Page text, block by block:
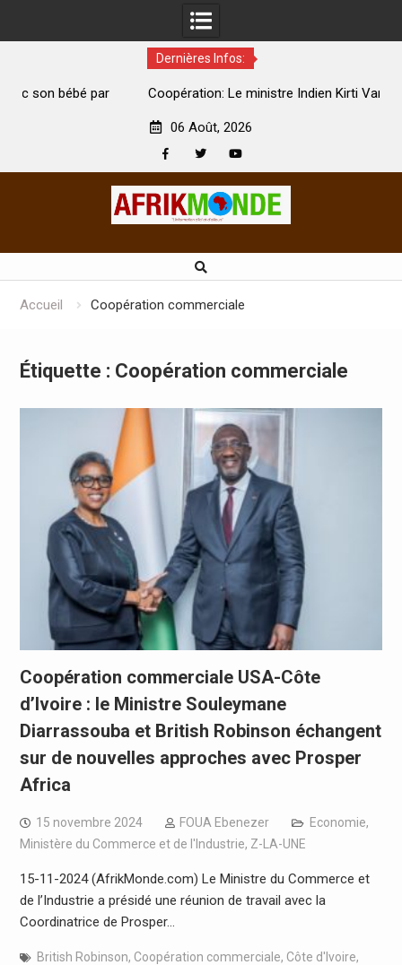
Dernières Infos:
Coopération: Le ministre Indien Kirti Vardhan Singh à
06 Août, 2026
Accueil Coopération commerciale
Étiquette : Coopération commerciale
Coopération commerciale USA-Côte
d’Ivoire : le Ministre Souleymane
Diarrassouba et British Robinson échangent
sur de nouvelles approches avec Prosper
Africa
15 novembre 2024 FOUA Ebenezer Economie,
Ministère du Commerce et de l'Industrie, Z-LA-UNE
15-11-2024 (AfrikMonde.com) Le Ministre du Commerce et
de l’Industrie a présidé une réunion de travail avec la
Coordinatrice de Prosper…
British Robinson, Coopération commerciale, Côte d'Ivoire,